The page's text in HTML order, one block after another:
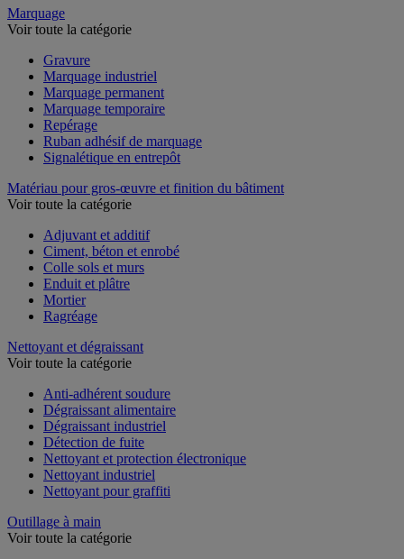
Marquage
Voir toute la catégorie
Gravure
Marquage industriel
Marquage permanent
Marquage temporaire
Repérage
Ruban adhésif de marquage
Signalétique en entrepôt
Matériau pour gros-œuvre et finition du bâtiment
Voir toute la catégorie
Adjuvant et additif
Ciment, béton et enrobé
Colle sols et murs
Enduit et plâtre
Mortier
Ragréage
Nettoyant et dégraissant
Voir toute la catégorie
Anti-adhérent soudure
Dégraissant alimentaire
Dégraissant industriel
Détection de fuite
Nettoyant et protection électronique
Nettoyant industriel
Nettoyant pour graffiti
Outillage à main
Voir toute la catégorie